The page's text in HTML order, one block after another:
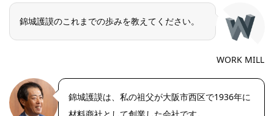
錦城護謨のこれまでの歩みを教えてください。
WORK MILL
錦城護謨は、私の祖父が大阪市西区で1936年に